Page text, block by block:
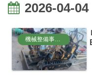
2026-04-04
機械整備事業部